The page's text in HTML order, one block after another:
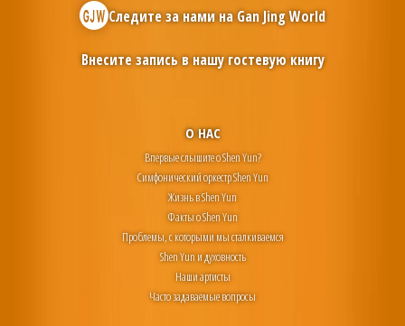
О НАС
Впервые слышите о Shen Yun?
Симфонический оркестр Shen Yun
Жизнь в Shen Yun
Факты о Shen Yun
Проблемы, с которыми мы сталкиваемся
Shen Yun и духовность
Наши артисты
Часто задаваемые вопросы
Следите за нами наGan Jing World
Внесите запись в нашу гостевую книгу